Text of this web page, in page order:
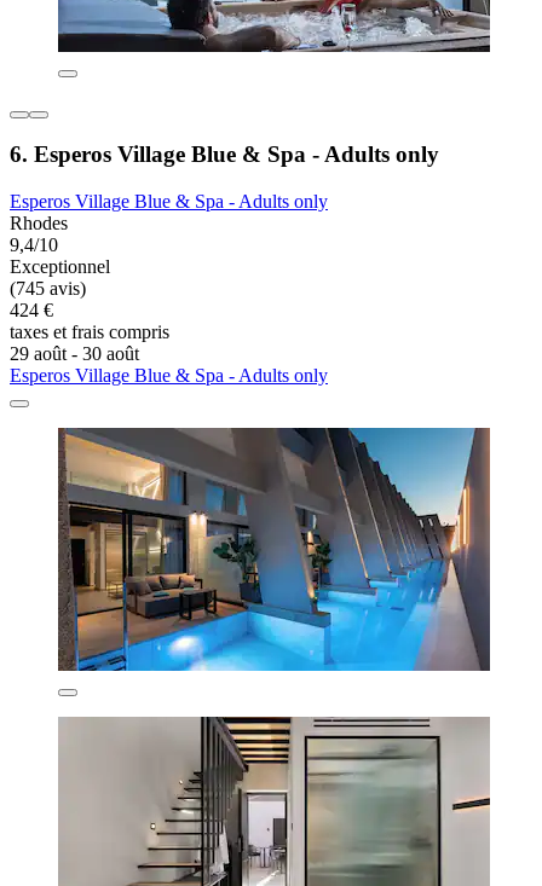
6. Esperos Village Blue & Spa - Adults only
Esperos Village Blue & Spa - Adults only
Rhodes
9,4/10
Exceptionnel
(745 avis)
424 €
taxes et frais compris
29 août - 30 août
Esperos Village Blue & Spa - Adults only